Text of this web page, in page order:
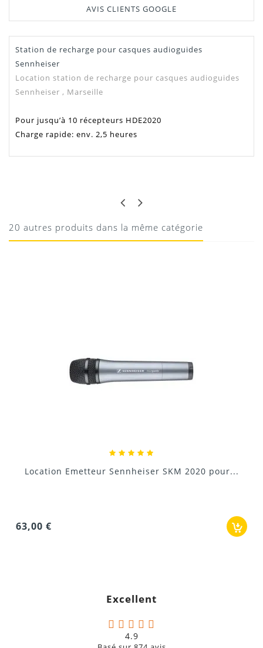
AVIS CLIENTS GOOGLE
Station de recharge pour casques audioguides
Sennheiser
Location station de recharge pour casques audioguides
Sennheiser , Marseille
Pour jusqu’à 10 récepteurs HDE2020
Charge rapide: env. 2,5 heures
19/05/2020
20 autres produits dans la même catégorie
Excellent
4.9